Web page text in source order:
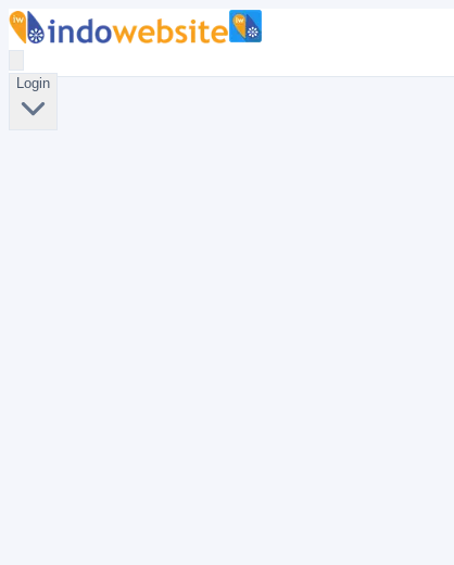
Login